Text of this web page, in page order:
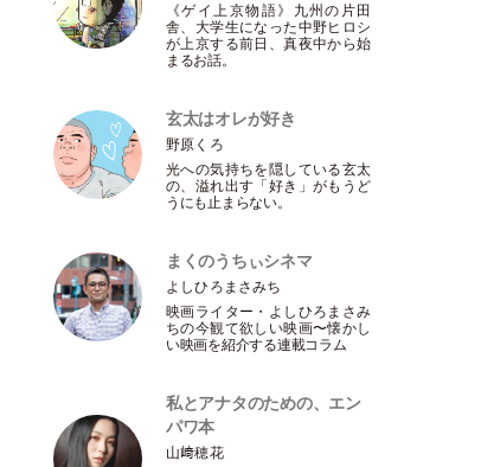
《ゲイ上京物語》九州の片田
舎、大学生になった中野ヒロシ
が上京する前日、真夜中から始
まるお話。
玄太はオレが好き
野原くろ
光への気持ちを隠している玄太
の、溢れ出す 「好き 」がもうど
うにも止まらない。
まくのうちぃシネマ
よしひろまさみち
映画ライター ・ よしひろまさみ
ちの今観て欲しい映画〜懐かし
い映画を紹介する連載コラム
私とアナタのための、エン
パワ本
山﨑穂花